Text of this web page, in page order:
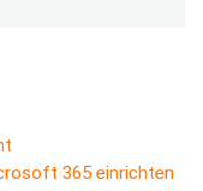
365 einrichten